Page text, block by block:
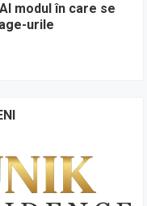
modul în care se
urile